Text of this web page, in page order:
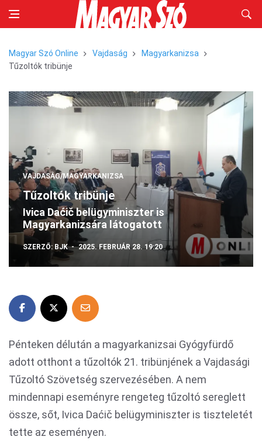
Magyar Szó Online Vajdaság
Magyarkanizsa
Tűzoltók tribünje
VAJDASÁG/MAGYARKANIZSA
Tűzoltók tribünje
Ivica Daćič belügyminiszter is
Magyarkanizsára látogatott
SZERZŐ: BJK 2025. FEBRUÁR 28. 19:20
Pénteken délután a magyarkanizsai Gyógyfürdő
adott otthont a tűzoltók 21. tribünjének a Vajdasági
Tűzoltó Szövetség szervezésében. A nem
mindennapi eseményre rengeteg tűzoltó sereglett
össze, sőt, Ivica Daćič belügyminiszter is tiszteletét
tette az eseményen.